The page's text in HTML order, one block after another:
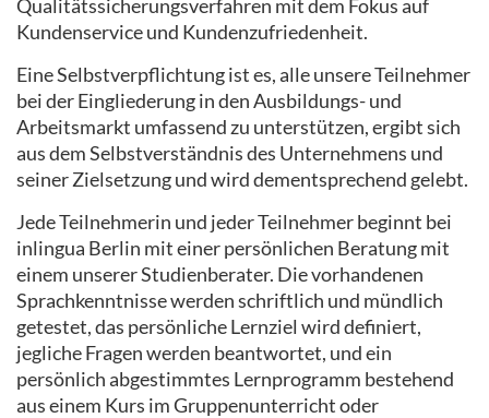
Qualitätssicherungsverfahren mit dem Fokus auf
Kundenservice und Kundenzufriedenheit.
Eine Selbstverpflichtung ist es, alle unsere Teilnehmer
bei der Eingliederung in den Ausbildungs- und
Arbeitsmarkt umfassend zu unterstützen, ergibt sich
aus dem Selbstverständnis des Unternehmens und
seiner Zielsetzung und wird dementsprechend gelebt.
Jede Teilnehmerin und jeder Teilnehmer beginnt bei
inlingua Berlin mit einer persönlichen Beratung mit
einem unserer Studienberater. Die vorhandenen
Sprachkenntnisse werden schriftlich und mündlich
getestet, das persönliche Lernziel wird definiert,
jegliche Fragen werden beantwortet, und ein
persönlich abgestimmtes Lernprogramm bestehend
aus einem Kurs im Gruppenunterricht oder